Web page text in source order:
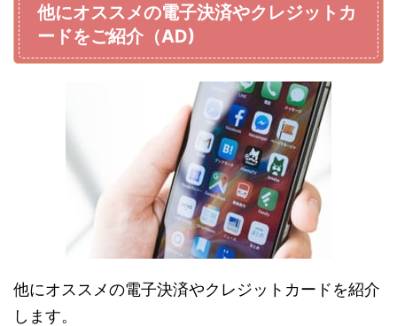
他にオススメの電子決済やクレジットカ
ードをご紹介（AD)
他にオススメの電子決済やクレジットカードを紹介
します。